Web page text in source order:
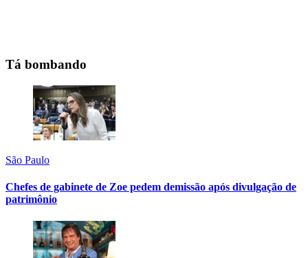
Tá bombando
São Paulo
Chefes de gabinete de Zoe pedem demissão após divulgação de
patrimônio